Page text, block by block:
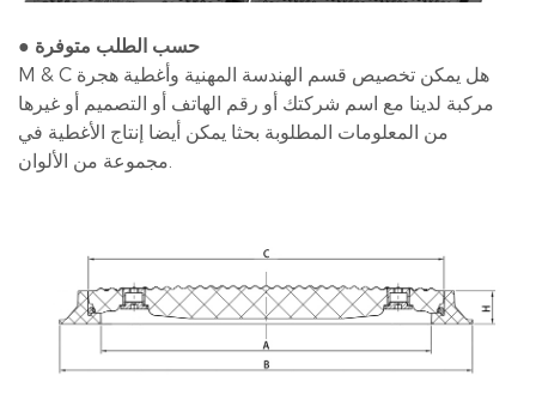
● حسب الطلب متوفرة
M & C هل يمكن تخصيص قسم الهندسة المهنية وأغطية هجرة
مركبة لدينا مع اسم شركتك أو رقم الهاتف أو التصميم أو غيرها
من المعلومات المطلوبة بحثا يمكن أيضا إنتاج الأغطية في